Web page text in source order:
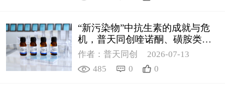
“新污染物”中抗生素的成就与危
机，普天同创喹诺酮、磺胺类质
控新品筑牢环境安全防线
作者：普天同创
2026-07-13
485
0 0